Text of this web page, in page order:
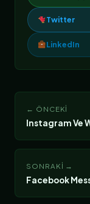
Twitter
LinkedIn
← ÖNCEKI
Instagram Ve
SONRAKI →
Facebook